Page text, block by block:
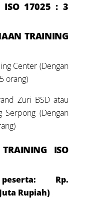
ISO 17025 : 3
TRAINING
Center (Dengan
orang)
Zuri BSD atau
Serpong (Dengan
ISO
Rp.
Rupiah)